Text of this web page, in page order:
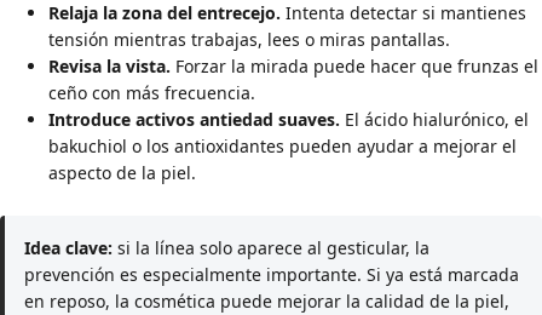
Relaja la zona del entrecejo. Intenta detectar si mantienes
tensión mientras trabajas, lees o miras pantallas.
Revisa la vista. Forzar la mirada puede hacer que frunzas el
ceño con más frecuencia.
Introduce activos antiedad suaves. El ácido hialurónico, el
bakuchiol o los antioxidantes pueden ayudar a mejorar el
aspecto de la piel.
Idea clave: si la línea solo aparece al gesticular, la
prevención es especialmente importante. Si ya está marcada
en reposo, la cosmética puede mejorar la calidad de la piel,